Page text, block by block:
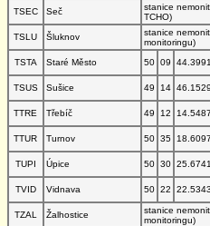
TSEC
Seč
stanice
TCHO)
TSLU
Šluknov
stanice
monitoringu)
TSTA
Staré Město 50 09
TSUS
Sušice 49 14
TTRE
Třebíč 49 12
TTUR
Turnov 50 35
TUPI
Úpice 50 30
TVID
Vidnava 50 22
TZAL
Žalhostice
stanice
monitoringu)